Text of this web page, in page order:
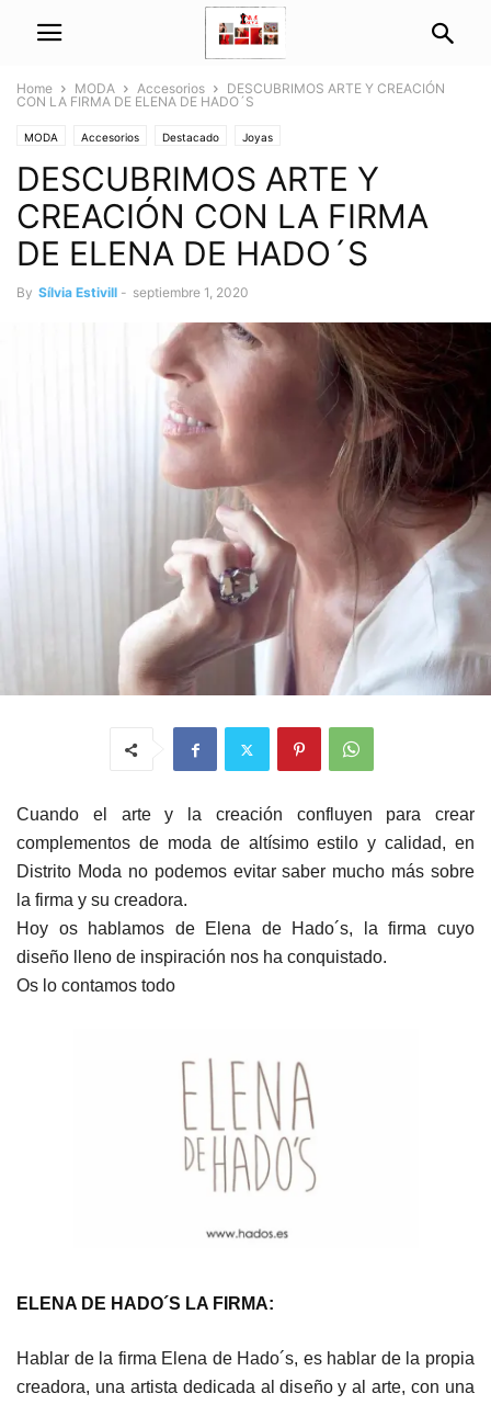
Home MODA Accesorios
DESCUBRIMOS ARTE Y CREACIÓN
CON LA FIRMA DE ELENA DE HADO´S
MODA Accesorios Destacado Joyas
DESCUBRIMOS ARTE Y
CREACIÓN CON LA FIRMA
DE ELENA DE HADO´S
By Sílvia Estivill - septiembre 1, 2020
Cuando el arte y la creación confluyen para crear
complementos de moda de altísimo estilo y calidad, en
Distrito Moda no podemos evitar saber mucho más sobre
la firma y su creadora.
Hoy os hablamos de Elena de Hado´s, la firma cuyo
diseño lleno de inspiración nos ha conquistado.
Os lo contamos todo
ELENA DE HADO´S LA FIRMA:
Hablar de la firma Elena de Hado´s, es hablar de la propia
creadora, una artista dedicada al diseño y al arte, con una